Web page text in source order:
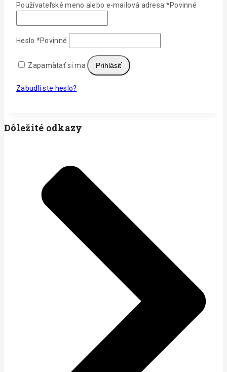
Používateľské meno alebo e-mailová adresa *Povinné
Heslo *Povinné
Zapamätať si ma Prihlásiť
Zabudli ste heslo?
Dôležité odkazy